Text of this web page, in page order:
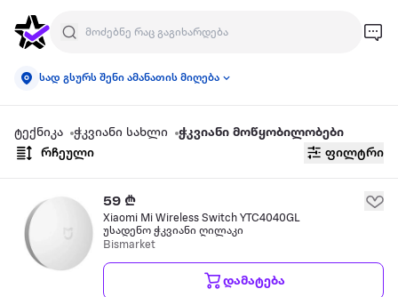
სად გსურს შენი ამანათის მიღება
ტექნიკა ჭკვიანი სახლი
ჭკვიანი მოწყობილობები
რჩეული
ფილტრი
59 ₾
Xiaomi Mi Wireless Switch YTC4040GL
უსადენო ჭკვიანი ღილაკი
Bismarket
დამატება